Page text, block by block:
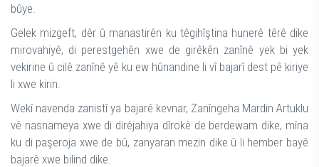
bûye.
Gelek mizgeft, dêr û manastirên ku têgihîştina hunerê têrê dike
mirovahiyê, di perestgehên xwe de girêkên zanînê yek bi yek
vekirine û cilê zanînê yê ku ew hûnandine li vî bajarî dest pê kiriye
li xwe kirin.
Wekî navenda zanistî ya bajarê kevnar, Zanîngeha Mardin Artuklu
vê nasnameya xwe di dirêjahiya dîrokê de berdewam dike, mîna
ku di paşeroja xwe de bû, zanyaran mezin dike û li hember bayê
bajarê xwe bilind dike.